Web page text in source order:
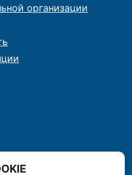
организации